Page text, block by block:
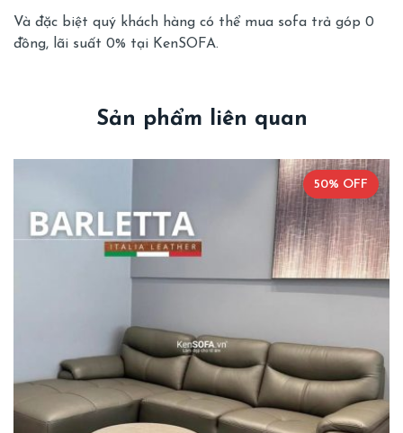
Và đặc biệt quý khách hàng có thể mua sofa trả góp 0
đồng, lãi suất 0% tại KenSOFA.
Sản phẩm liên quan
50% OFF